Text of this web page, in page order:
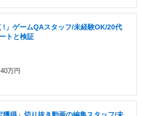
!」ゲームQAスタッフ/未経験OK/20代
トと検証
万円